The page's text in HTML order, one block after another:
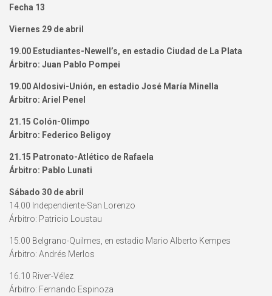
Fecha 13
Viernes 29 de abril
19.00 Estudiantes-Newell’s, en estadio Ciudad de La Plata
Árbitro: Juan Pablo Pompei
19.00 Aldosivi-Unión, en estadio José María Minella
Árbitro: Ariel Penel
21.15 Colón-Olimpo
Árbitro: Federico Beligoy
21.15 Patronato-Atlético de Rafaela
Árbitro: Pablo Lunati
Sábado 30 de abril
14.00 Independiente-San Lorenzo
Árbitro: Patricio Loustau
15.00 Belgrano-Quilmes, en estadio Mario Alberto Kempes
Árbitro: Andrés Merlos
16.10 River-Vélez
Árbitro: Fernando Espinoza